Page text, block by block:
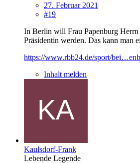
27. Februar 2021
#19
In Berlin will Frau Papenburg Herrn
Präsidentin werden. Das kann man
https://www.rbb24.de/sport/
Inhalt melden
Kaulsdorf-Frank
Lebende Legende